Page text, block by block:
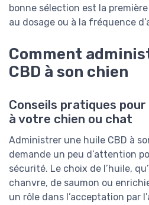
bonne sélection est la
au dosage ou à la fréquence
Comment
CBD à son chien
Conseils pratiques pour
à votre chien ou chat
Administrer une huile CBD à
demande un peu d’attention
sécurité. Le choix de l’huile,
chanvre, de saumon ou
un rôle dans l’acceptation par